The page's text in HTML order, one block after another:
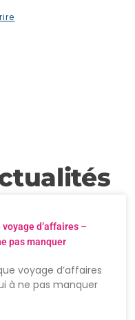
d’affaires –
pas manquer
voyage d’affaires
à ne pas manquer